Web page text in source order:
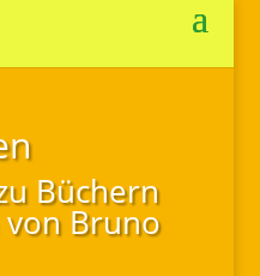
Büchern
Bruno